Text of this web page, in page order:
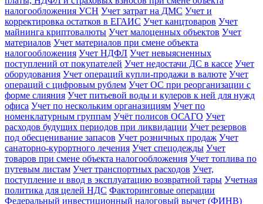
налогообложения УСН Учет затрат на ДМС Учет и
корректировка остатков в ЕГАИС Учет канцтоваров Учет
майнинга криптовалюты Учет малоценных объектов Учет
материалов Учет материалов при смене объекта
налогообложения Учет НДФЛ Учет невыясненных
поступлений от покупателей Учет недостачи ДС в кассе Учет
оборудования Учет операций купли-продажи в валюте Учет
операций с цифровым рублем Учет ОС при реорганизации с
форме слияния Учет питьевой воды и кулеров к ней для нужд
офиса Учет по нескольким органазициям Учет по
номенклатурным группам Учёт полисов ОСАГО Учет
расходов будущих периодов при ликвидации Учет резервов
под обесценивание запасов Учет розничных продаж Учет
санаторно-курортного лечения Учет спецодежды Учет
товаров при смене объекта налогообложения Учет топлива по
путевым листам Учет транспортных расходов Учет,
поступление и ввод в эксплуатацию возвратной тары Учетная
политика для целей НДС Факторинговые операции
Федеральный инвестиционный налоговый вычет (ФИНВ)